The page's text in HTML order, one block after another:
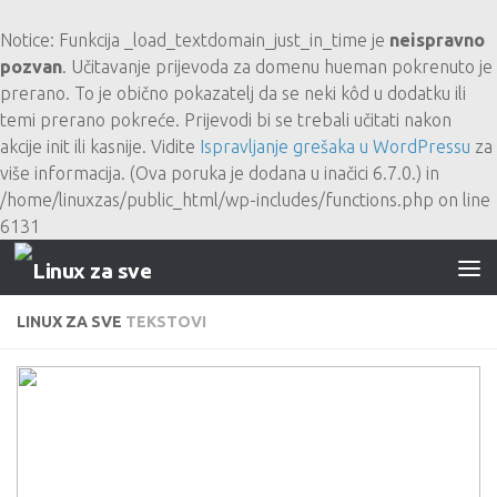
Notice: Funkcija _load_textdomain_just_in_time je neispravno
pozvan. Učitavanje prijevoda za domenu hueman pokrenuto je
prerano. To je obično pokazatelj da se neki kôd u dodatku ili
temi prerano pokreće. Prijevodi bi se trebali učitati nakon
akcije init ili kasnije. Vidite Ispravljanje grešaka u WordPressu za
više informacija. (Ova poruka je dodana u inačici 6.7.0.) in
/home/linuxzas/public_html/wp-includes/functions.php on line
6131
Skip to content
LINUX ZA SVE TEKSTOVI